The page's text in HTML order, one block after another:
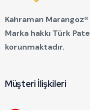
Kahraman
Marka hakkı Türk
korunmaktadır.
Müşteri İlişkileri